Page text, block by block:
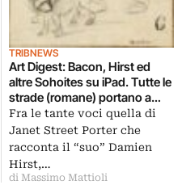
TRIBNEWS
Art Digest: Bacon, Hirst ed
altre Sohoites su iPad. Tutte le
strade (romane) portano a
Salonicco. Metropolis? Un
capolavoro, anzi due
Fra le tante voci quella di
Janet Street Porter che
racconta il “suo” Damien
Hirst,…
di Massimo Mattioli